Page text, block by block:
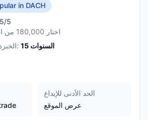
in DACH
/5
اختار 180,000 من المتداولين هذا الوسيط
الخبرة: 15 السنوات
الحد الأدنى للإيداع
عرض الموقع